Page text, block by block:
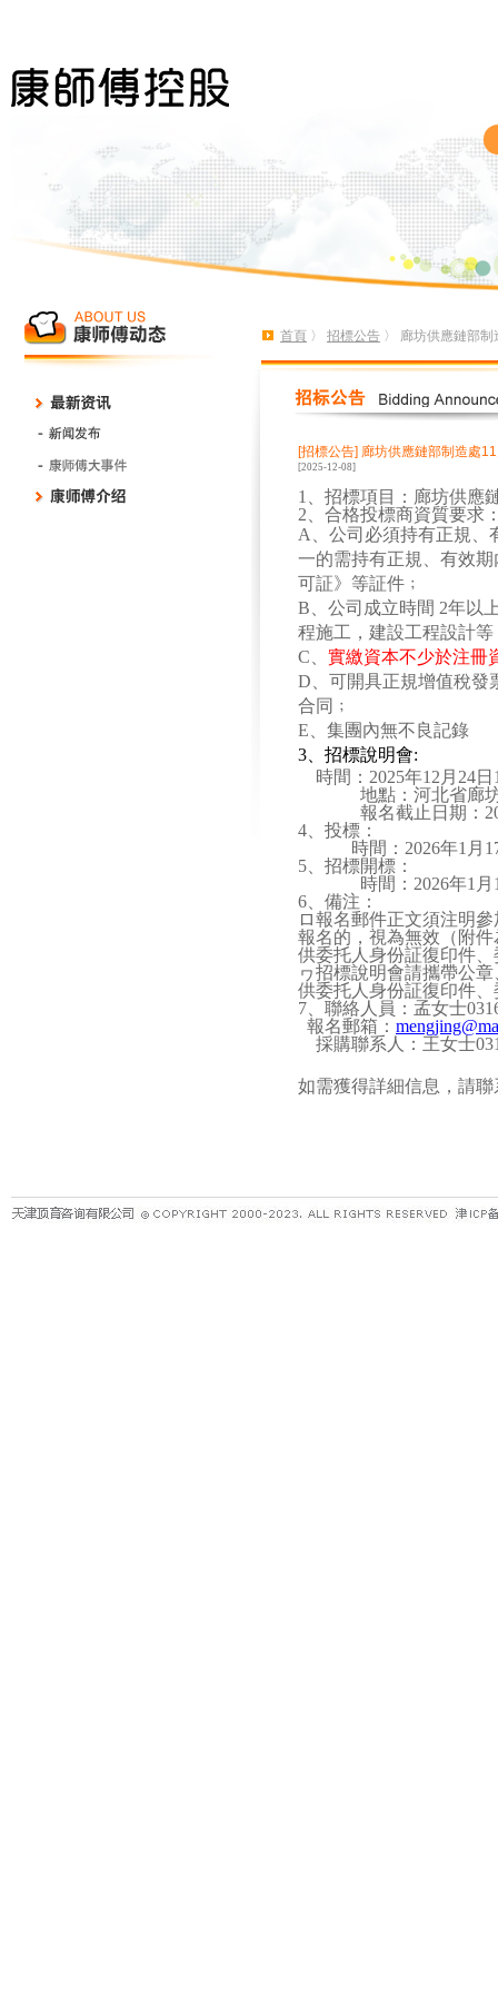
首頁 〉 招標公告 〉 廊坊供應鏈部
[招標公告] 廊坊供應鏈部制造處
[2025-12-08]
1
、招標項目：廊坊供應
2 、合格投標商資質要求
A
、公司必須持有正規
一的需持有正規、有效
可証》等証件﹔
B 、公司成立時間 2年以
程施工，建設工程設計等
C
實繳資本不少於注冊
D 、可開具正規增值稅
合同﹔
E 、集團內無不良記錄
3 、招標說明會:
時間： 2025年12 月 24日
地點：河北省廊
報名截止日期：
4 、投標：
時間： 2026年1 月
5 、招標開標：
時間： 2026年1 月
6 、備注：
ロ報名郵件正文須注明
報名的，視為無效（附
供委托人身份証復印件
ヮ招標說明會請攜帶公
供委托人身份証復印件
7 、聯絡人員：孟女士
報名郵箱：
採購聯系人：王女士
如需獲得詳細信息，請聯